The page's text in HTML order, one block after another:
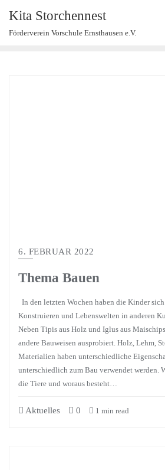
Kita Storchennest
Förderverein Vorschule Ernsthausen e.V.
6. FEBRUAR 2022
Thema Bauen
In den letzten Wochen haben die Kinder
Konstruieren und Lebenswelten in anderen
Neben Tipis aus Holz und Iglus aus
andere Bauweisen ausprobiert. Holz, Lehm,
Materialien haben unterschiedliche
unterschiedlich zum Bau verwendet werden.
die Tiere und woraus besteht…
Aktuelles 0 1 min read